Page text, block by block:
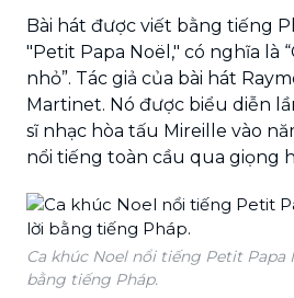
Bài hát được viết bằng tiếng
"Petit Papa Noël," có nghĩa là
nhỏ”. Tác giả của bài hát
Martinet. Nó được biểu diễn
sĩ nhạc hòa tấu Mireille vào
nổi tiếng toàn cầu qua giọng
Ca khúc Noel nổi tiếng Petit Papa
bằng tiếng Pháp.